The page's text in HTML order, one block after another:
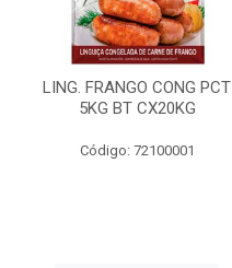
LING. FRANGO CONG PCT
5KG BT CX20KG
Código: 72100001